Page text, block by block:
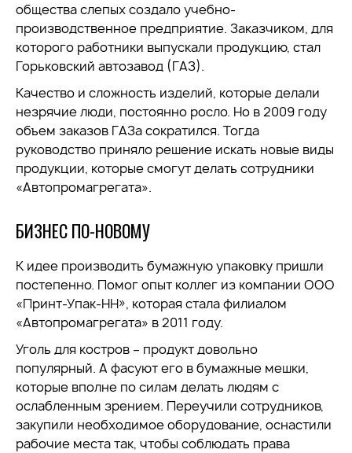
общества слепых создало учебно-
производственное предприятие. Заказчиком, для
которого работники выпускали продукцию, стал
Горьковский автозавод (ГАЗ).
Качество и сложность изделий, которые делали
незрячие люди, постоянно росло. Но в 2009 году
объем заказов ГАЗа сократился. Тогда
руководство приняло решение искать новые виды
продукции, которые смогут делать сотрудники
«Автопромагрегата».
БИЗНЕС ПО-НОВОМУ
К идее производить бумажную упаковку пришли
постепенно. Помог опыт коллег из компании ООО
«Принт-Упак-НН», которая стала филиалом
«Автопромагрегата» в 2011 году.
Уголь для костров – продукт довольно
популярный. А фасуют его в бумажные мешки,
которые вполне по силам делать людям с
ослабленным зрением. Переучили сотрудников,
закупили необходимое оборудование, оснастили
рабочие места так, чтобы соблюдать права